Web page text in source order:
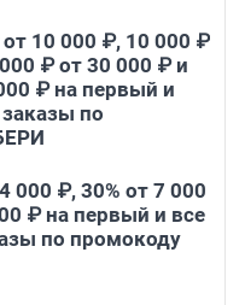
10 000 ₽, 10 000 ₽
₽ от 30 000 ₽ и
₽ на первый и
по
000 ₽, 30% от 7 000
₽ на первый и все
по промокоду